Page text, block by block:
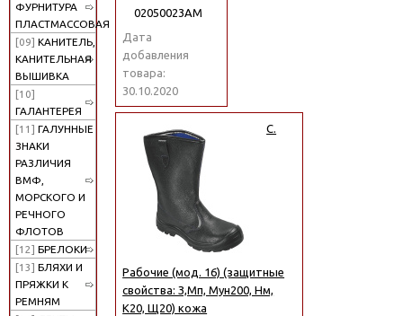
ФУРНИТУРА
ПЛАСТМАССОВАЯ
[09] КАНИТЕЛЬ,
КАНИТЕЛЬНАЯ
ВЫШИВКА
[10]
ГАЛАНТЕРЕЯ
[11] ГАЛУННЫЕ
ЗНАКИ
РАЗЛИЧИЯ
ВМФ,
МОРСКОГО И
РЕЧНОГО
ФЛОТОВ
[12] БРЕЛОКИ
[13] БЛЯХИ И
ПРЯЖКИ К
РЕМНЯМ
02050023АМ
Дата
добавления
товара:
30.10.2020
С.
Рабочие (мод. 16) (защитные
свойства: З,Мп, Мун200, Нм,
К20, Щ20) кожа